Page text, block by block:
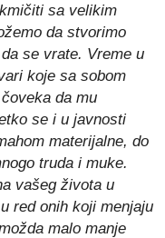
sa velikim
da stvorimo
se vrate. Vreme u
koje sa sobom
da mu
se i u javnosti
materijalne, do
truda i muke.
vašeg života u
red onih koji menjaju
malo manje